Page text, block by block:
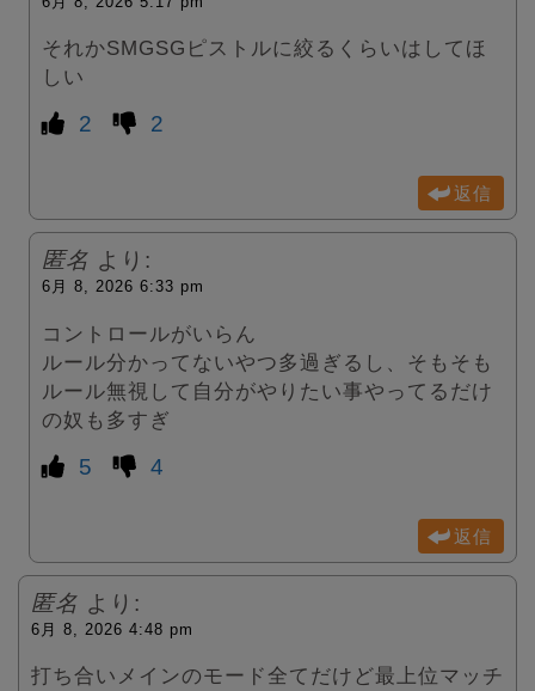
それかSMGSGピストルに絞るくらいはしてほ
しい
2 2
返信
匿名 より:
6月 8, 2026 6:33 pm
コントロールがいらん
ルール分かってないやつ多過ぎるし、そもそも
ルール無視して自分がやりたい事やってるだけ
の奴も多すぎ
5 4
返信
匿名 より:
6月 8, 2026 4:48 pm
打ち合いメインのモード全てだけど最上位マッチ